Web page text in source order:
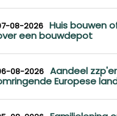
08-2026 Huis bouwen
een bouwdepot
08-2026 Aandeel
Europese